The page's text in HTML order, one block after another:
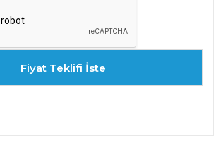
Fiyat Teklifi İste